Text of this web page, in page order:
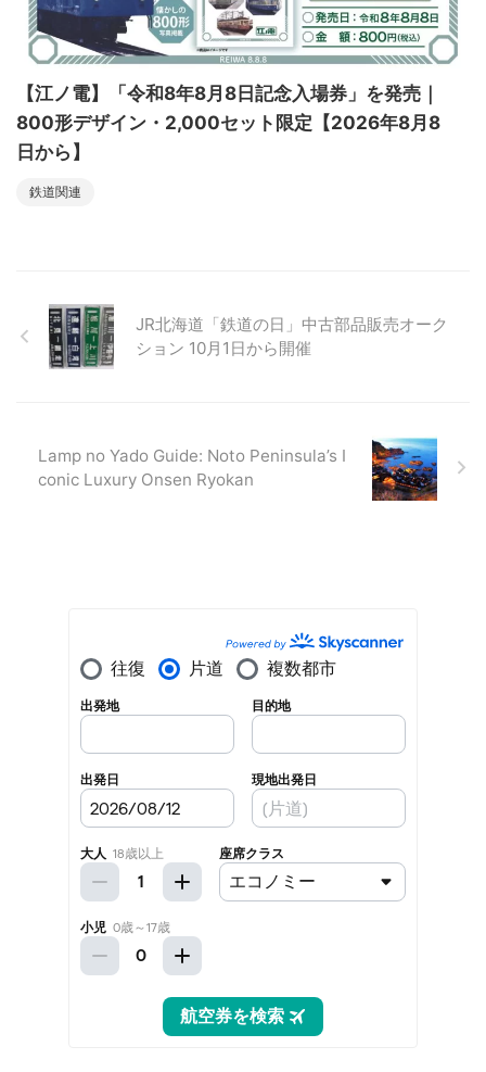
【江ノ電】「令和8年8月8日記念入場券」を発売｜
800形デザイン・2,000セット限定【2026年8月8
日から】
鉄道関連
JR北海道「鉄道の⽇」中古部品販売オーク
ション 10月1日から開催
Lamp no Yado Guide: Noto Peninsula’s I
conic Luxury Onsen Ryokan